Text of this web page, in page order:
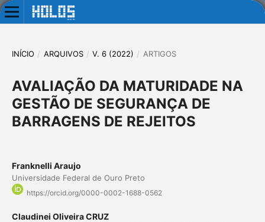
INÍCIO / ARQUIVOS / V. 6 (2022) / ARTIGOS
AVALIAÇÃO DA MATURIDADE NA
GESTÃO DE SEGURANÇA DE
BARRAGENS DE REJEITOS
Franknelli Araujo
Universidade Federal de Ouro Preto
https://orcid.org/0000-0002-1688-0562
Claudinei Oliveira CRUZ